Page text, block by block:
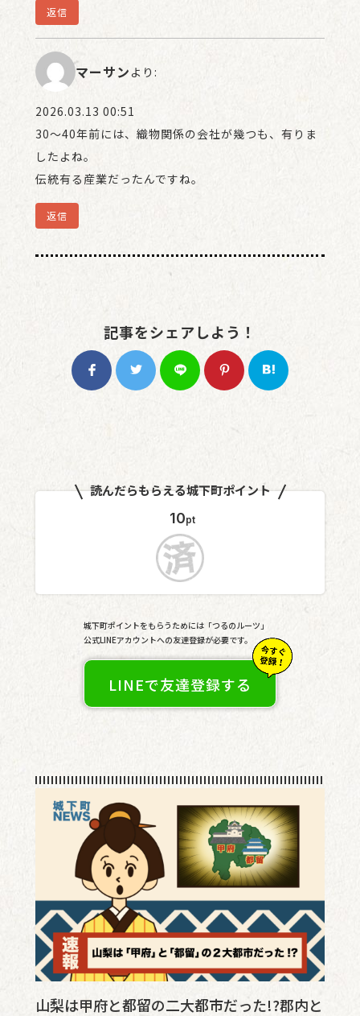
返信
マーサン より:
2026.03.13 00:51
30〜40年前には、織物関係の会社が幾つも、有りま
したよね。
伝統有る産業だったんですね。
返信
記事をシェアしよう！
読んだらもらえる城下町ポイント
10pt
城下町ポイントをもらうためには「つるのルーツ」
公式LINEアカウントへの友達登録が必要です。
LINEで友達登録する
山梨は甲府と都留の二大都市だった!?郡内と